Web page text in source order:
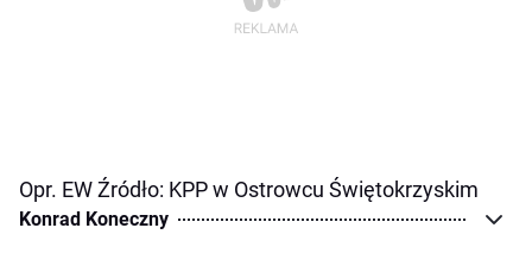
Opr. EW Źródło: KPP w Ostrowcu Świętokrzyskim
Konrad Koneczny